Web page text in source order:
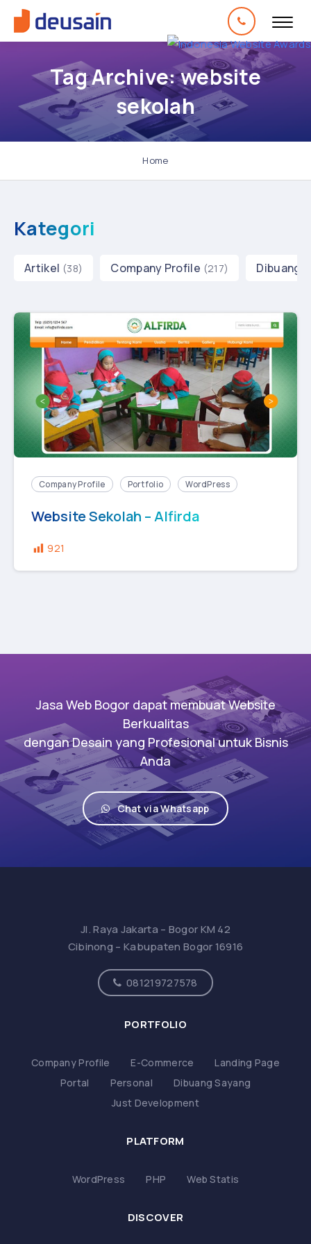
Tag Archive: website
sekolah
Home
Kategori
Artikel (38) Company Profile (217) Dibuang
Company Profile Portfolio WordPress
Website Sekolah – Alfirda
921
Jasa Web Bogor dapat membuat Website
Berkualitas
dengan Desain yang Profesional untuk Bisnis
Anda
Chat via Whatsapp
Jl. Raya Jakarta – Bogor KM 42
Cibinong – Kabupaten Bogor 16916
081219727578
PORTFOLIO
Company Profile E-Commerce
Landing Page
Portal
Personal
Dibuang Sayang
Just Development
PLATFORM
WordPress PHP Web Statis
DISCOVER